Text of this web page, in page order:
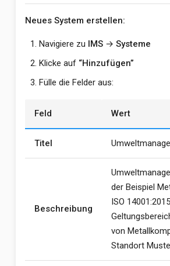
Neues System erstellen:
Navigiere zu IMS→ Systeme
Klicke auf “Hinzufügen”
Fülle die Felder aus:
Feld Wert
Titel
Beschreibung
der Beispiel
ISO
von
Standort